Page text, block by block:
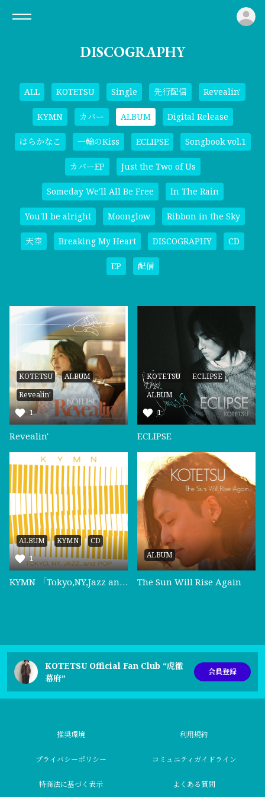
DISCOGRAPHY
ALL KOTETSU Single 先行配信 Revealin'
KYMN カバー ALBUM Digital Release
はらかなこ 一輪のKiss ECLIPSE Songbook vol.1
カバーEP Just the Two of Us
Someday We'll All Be Free In The Rain
You'll be alright Moonglow Ribbon in the Sky
天空 Breaking My Heart DISCOGRAPHY CD
EP 配信
KOTETSU
ALBUM
Revealin'
1
Revealin'
KOTETSU
ECLIPSE
ALBUM
1
ECLIPSE
ALBUM KYMN
CD
1
KYMN 「Tokyo,NY,Jazz and Pop」
ALBUM
The Sun Will Rise Again
KOTETSU Official Fan Club “虎徹
幕府”
会員登録
推奨環境 利用規約
プライバシーポリシー コミュニティガイドライン
特商法に基づく表示 よくある質問